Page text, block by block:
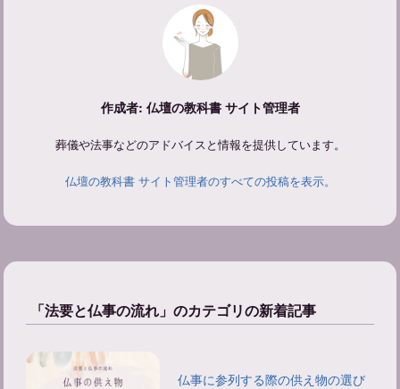
作成者: 仏壇の教科書 サイト管理者
葬儀や法事などのアドバイスと情報を提供しています。
仏壇の教科書 サイト管理者のすべての投稿を表示。
「法要と仏事の流れ」のカテゴリの新着記事
仏事に参列する際の供え物の選び